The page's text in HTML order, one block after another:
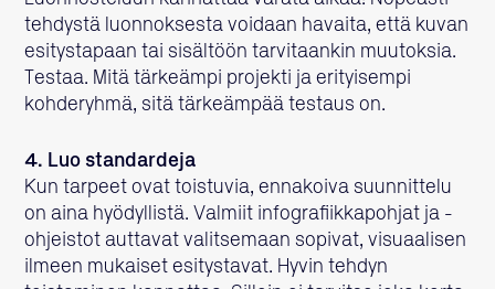
tehdystä luonnoksesta voidaan havaita, että kuvan
esitystapaan tai sisältöön tarvitaankin muutoksia.
Testaa. Mitä tärkeämpi projekti ja erityisempi
kohderyhmä, sitä tärkeämpää testaus on.
4. Luo standardeja
Kun tarpeet ovat toistuvia, ennakoiva suunnittelu
on aina hyödyllistä. Valmiit infografiikkapohjat ja -
ohjeistot auttavat valitsemaan sopivat, visuaalisen
ilmeen mukaiset esitystavat. Hyvin tehdyn